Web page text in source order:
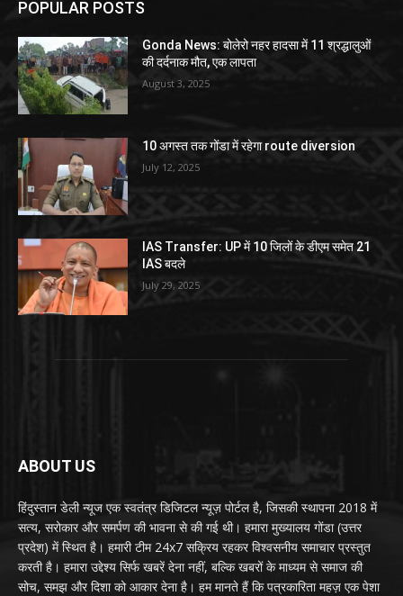
POPULAR POSTS
Gonda News: बोलेरो नहर हादसा में 11 श्रद्धालुओं
की दर्दनाक मौत, एक लापता
August 3, 2025
10 अगस्त तक गोंडा में रहेगा route diversion
July 12, 2025
IAS Transfer: UP में 10 जिलों के डीएम समेत 21
IAS बदले
July 29, 2025
ABOUT US
हिंदुस्तान डेली न्यूज एक स्वतंत्र डिजिटल न्यूज़ पोर्टल है, जिसकी स्थापना 2018 में
सत्य, सरोकार और समर्पण की भावना से की गई थी। हमारा मुख्यालय गोंडा (उत्तर
प्रदेश) में स्थित है। हमारी टीम 24x7 सक्रिय रहकर विश्वसनीय समाचार प्रस्तुत
करती है। हमारा उद्देश्य सिर्फ खबरें देना नहीं, बल्कि खबरों के माध्यम से समाज की
सोच, समझ और दिशा को आकार देना है। हम मानते हैं कि पत्रकारिता महज़ एक पेशा